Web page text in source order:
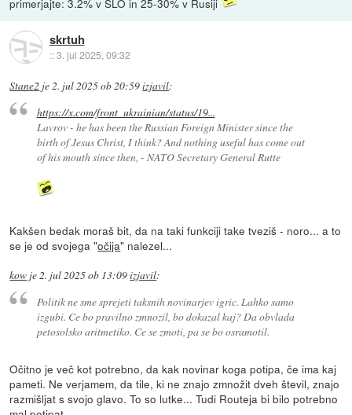
primerjajte: 3.2% v SLO in 25-30% v Rusiji
skrtuh
::3. jul 2025, 09:32
Stane2 je2. jul 2025 ob 20:59izjavil:
https://x.com/front_ukrainian/status/19...
Lavrov - he has been the Russian Foreign Minister since the
birth of Jesus Christ, I think? And nothing useful has come out
of his mouth since then, - NATO Secretary General Rutte
Kakšen bedak moraš bit, da na taki funkciji take tveziš - noro... a to
se je od svojega "očija" nalezel...
kow je2. jul 2025 ob 13:09izjavil:
Politik ne sme sprejeti taksnih novinarjev igric. Lahko samo
izgubi. Ce bo pravilno zmnozil, bo dokazal kaj? Da obvlada
petosolsko aritmetiko. Ce se zmoti, pa se bo osramotil.
Očitno je več kot potrebno, da kak novinar koga potipa, če ima kaj
pameti. Ne verjamem, da tile, ki ne znajo zmnožit dveh števil, znajo
razmišljat s svojo glavo. To so lutke... Tudi Routeja bi bilo potrebno